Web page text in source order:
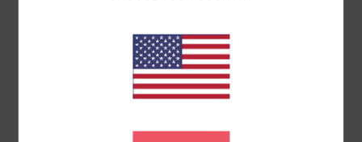
/5
22. JUNI 2026
GEVERIFIEERDE AANKOOP